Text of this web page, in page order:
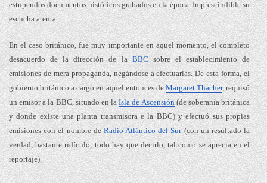
estupendos documentos históricos grabados en la época. Imprescindible su
escucha atenta.
En el caso británico, fue muy importante en aquel momento, el completo
desacuerdo de la dirección de laBBC sobre el establecimiento de
emisiones de mera propaganda, negándose a efectuarlas. De esta forma, el
gobierno británico a cargo en aquel entonces deMargaret Thacher, requisó
un emisor a la BBC, situado en laIsla de Ascensión(de soberanía británica
y donde existe una planta transmisora e la BBC) y efectuó sus propias
emisiones con el nombre deRadio Atlántico del Sur(con un resultado la
verdad, bastante ridículo, todo hay que decirlo, tal como se aprecia en el
reportaje).